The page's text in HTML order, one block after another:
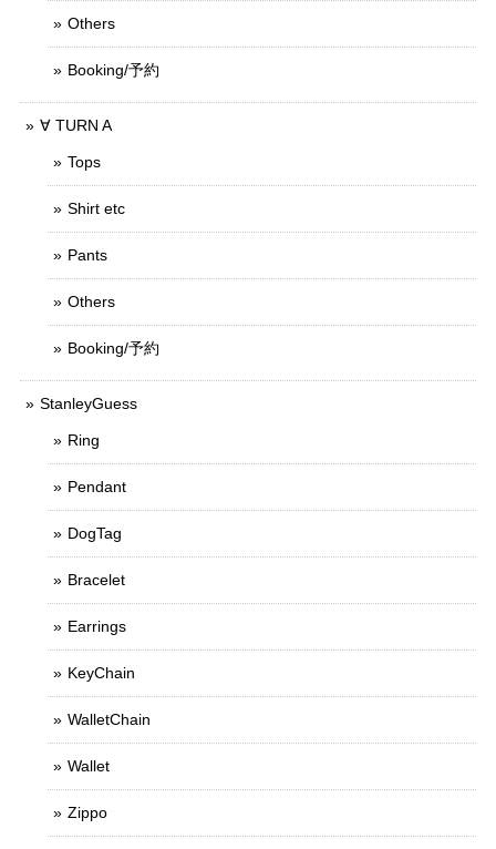
Others
Booking/予約
∀ TURN A
Tops
Shirt etc
Pants
Others
Booking/予約
StanleyGuess
Ring
Pendant
DogTag
Bracelet
Earrings
KeyChain
WalletChain
Wallet
Zippo